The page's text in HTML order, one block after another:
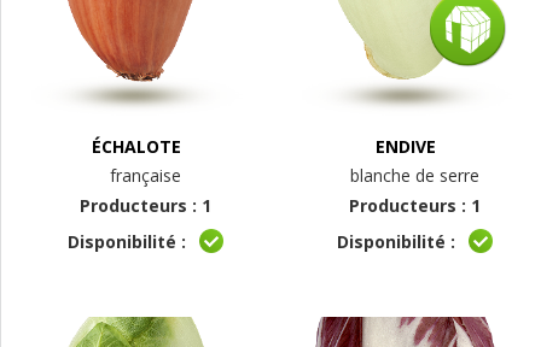
ÉCHALOTE
française
Producteurs : 1
Disponibilité :
ENDIVE
blanche de serre
Producteurs : 1
Disponibilité :